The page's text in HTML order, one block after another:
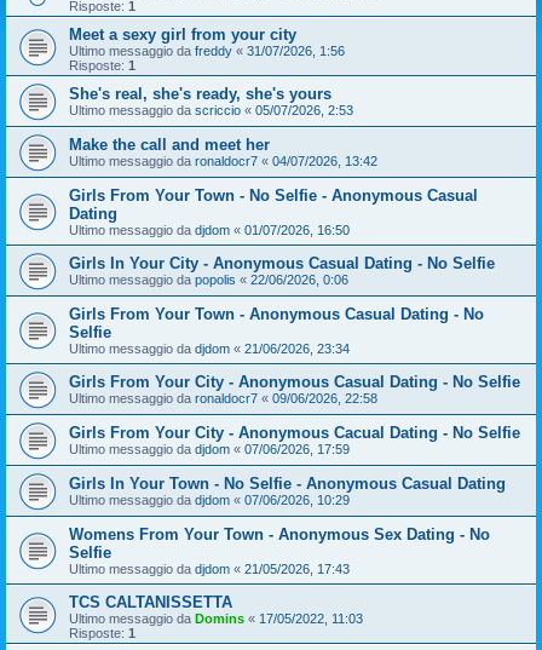
Risposte: 1
Meet a sexy girl from your city
Ultimo messaggio da freddy « 31/07/2026, 1:56
Risposte: 1
She's real, she's ready, she's yours
Ultimo messaggio da scriccio « 05/07/2026, 2:53
Make the call and meet her
Ultimo messaggio da ronaldocr7 « 04/07/2026, 13:42
Girls From Your Town - No Selfie - Anonymous Casual
Dating
Ultimo messaggio da djdom « 01/07/2026, 16:50
Girls In Your City - Anonymous Casual Dating - No Selfie
Ultimo messaggio da popolis « 22/06/2026, 0:06
Girls From Your Town - Anonymous Casual Dating - No
Selfie
Ultimo messaggio da djdom « 21/06/2026, 23:34
Girls From Your City - Anonymous Casual Dating - No Selfie
Ultimo messaggio da ronaldocr7 « 09/06/2026, 22:58
Girls From Your City - Anonymous Cacual Dating - No Selfie
Ultimo messaggio da djdom « 07/06/2026, 17:59
Girls In Your Town - No Selfie - Anonymous Casual Dating
Ultimo messaggio da djdom « 07/06/2026, 10:29
Womens From Your Town - Anonymous Sex Dating - No
Selfie
Ultimo messaggio da djdom « 21/05/2026, 17:43
TCS CALTANISSETTA
Ultimo messaggio da Domins « 17/05/2022, 11:03
Risposte: 1